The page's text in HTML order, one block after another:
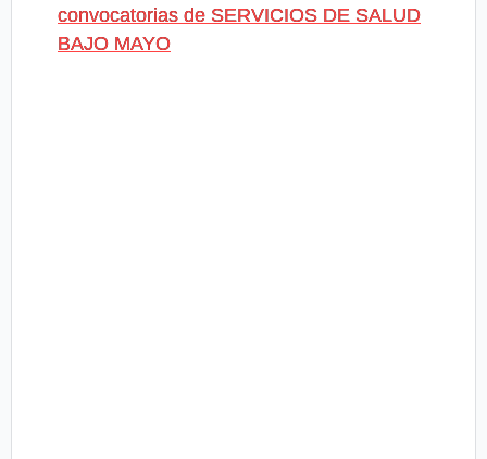
convocatorias de SERVICIOS DE SALUD
BAJO MAYO